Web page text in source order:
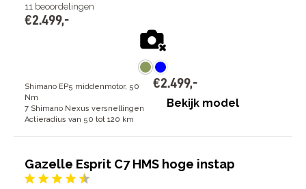
11 beoordelingen
€2.499,-
Shimano EP5 middenmotor, 50
Nm
7 Shimano Nexus versnellingen
Actieradius van 50 tot 120 km
€2.499,-
Bekijk model
Gazelle Esprit C7 HMS hoge instap